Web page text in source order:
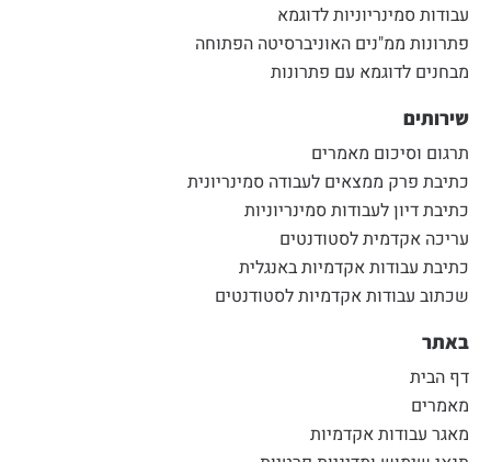
עבודות סמינריוניות לדוגמא
פתרונות ממ"נים האוניברסיטה הפתוחה
מבחנים לדוגמא עם פתרונות
שירותים
תרגום וסיכום מאמרים
כתיבת פרק ממצאים לעבודה סמינריונית
כתיבת דיון לעבודות סמינריוניות
עריכה אקדמית לסטודנטים
כתיבת עבודות אקדמיות באנגלית
שכתוב עבודות אקדמיות לסטודנטים
באתר
דף הבית
מאמרים
מאגר עבודות אקדמיות